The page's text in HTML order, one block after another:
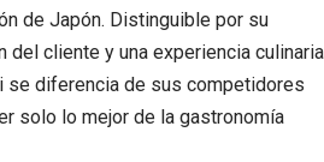
de Japón. Distinguible por su
cliente y una experiencia culinaria
se diferencia de sus competidores
solo lo mejor de la gastronomía